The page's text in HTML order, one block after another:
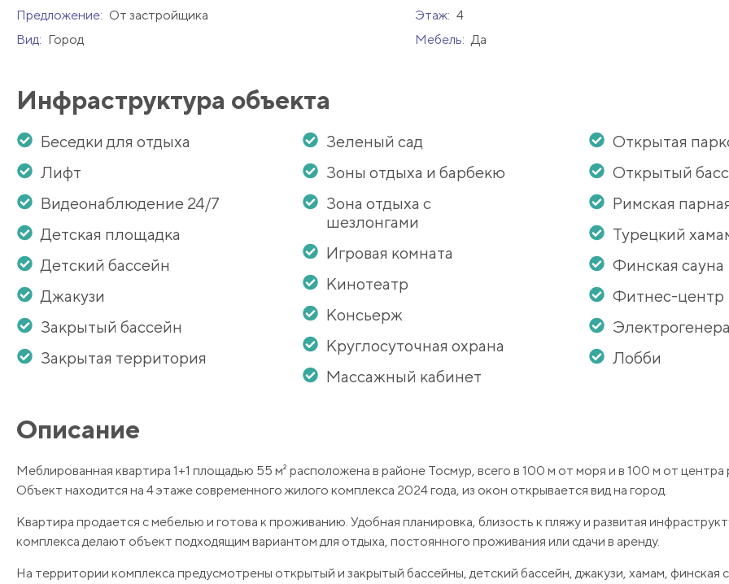
Предложение: От застройщика Этаж: 4
Вид: Город Мебель: Да
Инфраструктура объекта
Беседки для отдыха
Лифт
Видеонаблюдение 24/7
Детская площадка
Детский бассейн
Джакузи
Закрытый бассейн
Закрытая территория
Зеленый сад
Зоны отдыха и барбекю
Зона отдыха с
шезлонгами
Игровая комната
Кинотеатр
Консьерж
Круглосуточная охрана
Массажный кабинет
Открытая
Открытый
Римская
Турецкий
Финская сауна
Фитнес-центр
Лобби
Описание
Меблированная квартира 1+1 площадью 55 м² расположена в районе Тосмур, всего в 100 м от моря и в 100 м от центра
Объект находится на 4 этаже современного жилого комплекса 2024 года, из окон открывается вид на город.
Квартира продается с мебелью и готова к проживанию. Удобная планировка, близость к пляжу и развитая
комплекса делают объект подходящим вариантом для отдыха, постоянного проживания или сдачи в аренду.
На территории комплекса предусмотрены открытый и закрытый бассейны, детский бассейн, джакузи, хамам, финская